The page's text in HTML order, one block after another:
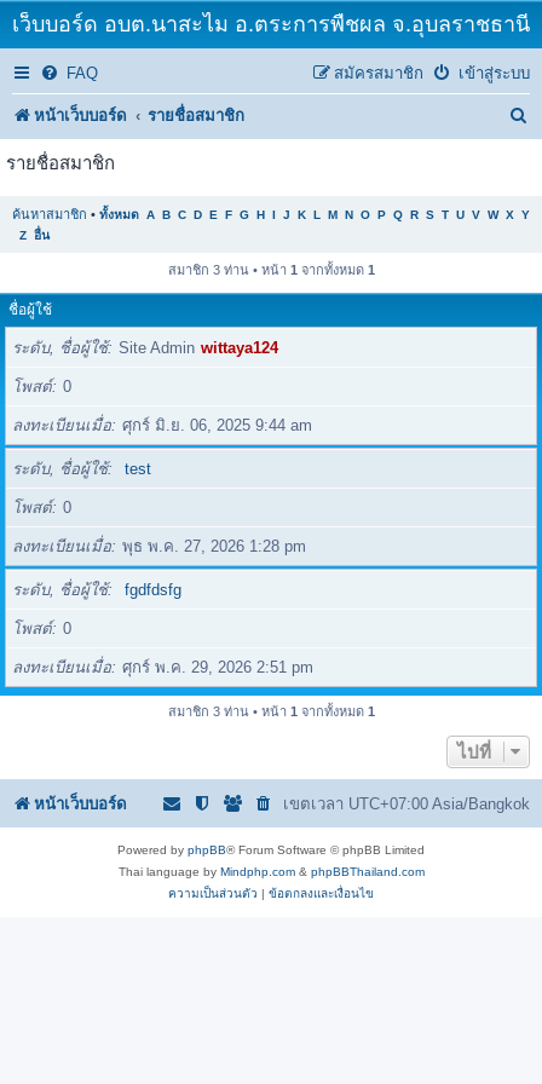
เว็บบอร์ด อบต.นาสะไม อ.ตระการพืชผล จ.อุบลราชธานี
FAQ เข้าสู่ระบบ
สมัครสมาชิก
หน้าเว็บบอร์ด รายชื่อสมาชิก
รายชื่อสมาชิก
ค้นหาสมาชิก • ทั้งหมด A B C D E F G H I J K L M N O P Q R S T U V W X Y
Z อื่น
สมาชิก 3 ท่าน • หน้า 1 จากทั้งหมด 1
ชื่อผู้ใช้
ระดับ, ชื่อผู้ใช้ Site Admin wittaya124
โพสต์ 0
ลงทะเบียนเมื่อ ศุกร์ มิ.ย. 06, 2025 9:44 am
ระดับ, ชื่อผู้ใช้ test
โพสต์ 0
ลงทะเบียนเมื่อ พุธ พ.ค. 27, 2026 1:28 pm
ระดับ, ชื่อผู้ใช้ fgdfdsfg
โพสต์ 0
ลงทะเบียนเมื่อ ศุกร์ พ.ค. 29, 2026 2:51 pm
สมาชิก 3 ท่าน • หน้า 1 จากทั้งหมด 1
ไปที่
หน้าเว็บบอร์ด เขตเวลา UTC+07:00 Asia/Bangkok
Powered by phpBB® Forum Software © phpBB Limited
Thai language by Mindphp.com& phpBBThailand.com
ความเป็นส่วนตัว | ข้อตกลงและเงื่อนไข